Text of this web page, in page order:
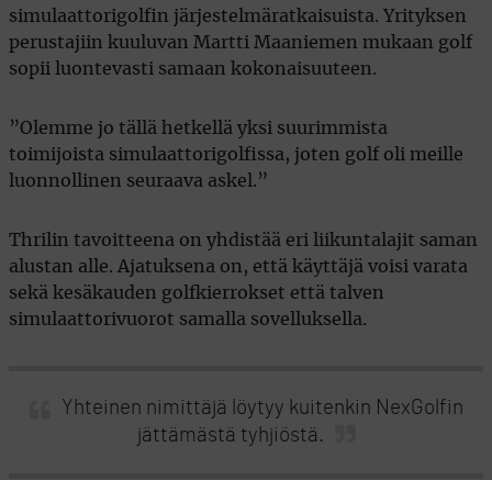
simulaattorigolfin järjestelmäratkaisuista. Yrityksen
perustajiin kuuluvan Martti Maaniemen mukaan golf
sopii luontevasti samaan kokonaisuuteen.
”Olemme jo tällä hetkellä yksi suurimmista
toimijoista simulaattorigolfissa, joten golf oli meille
luonnollinen seuraava askel.”
Thrilin tavoitteena on yhdistää eri liikuntalajit saman
alustan alle. Ajatuksena on, että käyttäjä voisi varata
sekä kesäkauden golfkierrokset että talven
simulaattorivuorot samalla sovelluksella.
Yhteinen nimittäjä löytyy kuitenkin NexGolfin
jättämästä tyhjiöstä.